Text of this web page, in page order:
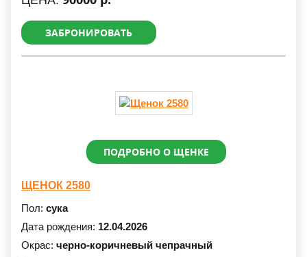
ЗАБРОНИРОВАТЬ
ПОДРОБНО О ЩЕНКЕ
ЩЕНОК 2580
Пол: сука
Дата рождения: 12.04.2026
Окрас: черно-коричневый чепрачный